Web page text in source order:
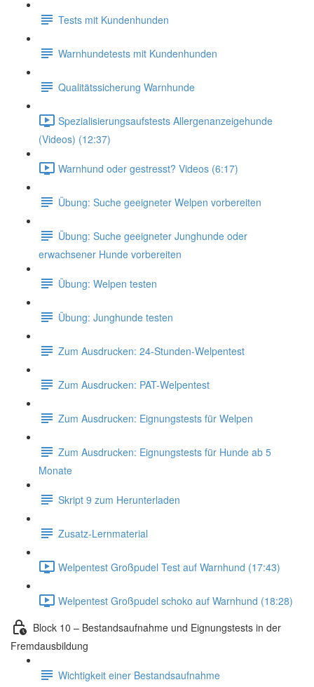
Tests mit Kundenhunden
Warnhundetests mit Kundenhunden
Qualitätssicherung Warnhunde
Spezialisierungsaufstests Allergenanzeigehunde
(Videos) (12:37)
Warnhund oder gestresst? Videos (6:17)
Übung: Suche geeigneter Welpen vorbereiten
Übung: Suche geeigneter Junghunde oder
erwachsener Hunde vorbereiten
Übung: Welpen testen
Übung: Junghunde testen
Zum Ausdrucken: 24-Stunden-Welpentest
Zum Ausdrucken: PAT-Welpentest
Zum Ausdrucken: Eignungstests für Welpen
Zum Ausdrucken: Eignungstests für Hunde ab 5
Monate
Skript 9 zum Herunterladen
Zusatz-Lernmaterial
Welpentest Großpudel Test auf Warnhund (17:43)
Welpentest Großpudel schoko auf Warnhund (18:28)
Block 10 – Bestandsaufnahme und Eignungstests in der
Fremdausbildung
Wichtigkeit einer Bestandsaufnahme